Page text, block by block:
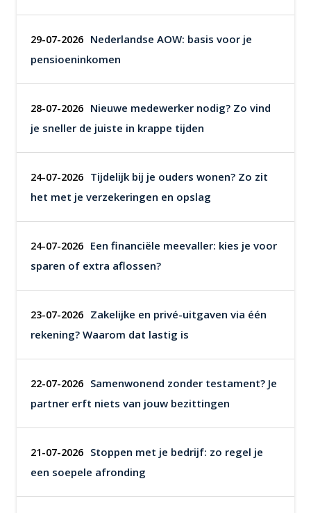
29-07-2026 Nederlandse AOW: basis voor je
pensioeninkomen
28-07-2026 Nieuwe medewerker nodig? Zo vind
je sneller de juiste in krappe tijden
24-07-2026 Tijdelijk bij je ouders wonen? Zo zit
het met je verzekeringen en opslag
24-07-2026 Een financiële meevaller: kies je voor
sparen of extra aflossen?
23-07-2026 Zakelijke en privé-uitgaven via één
rekening? Waarom dat lastig is
22-07-2026 Samenwonend zonder testament? Je
partner erft niets van jouw bezittingen
21-07-2026 Stoppen met je bedrijf: zo regel je
een soepele afronding